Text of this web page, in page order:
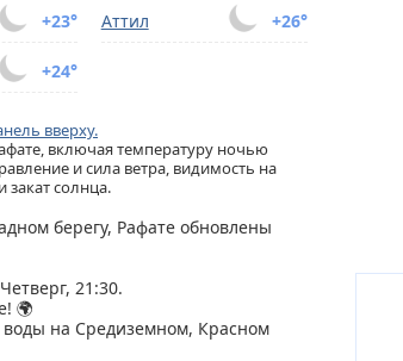
+23° +26°
Аттил
+24°
вверху.
включая температуру ночью
и сила ветра, видимость на
закат солнца.
берегу, Рафате обновлены
21:30.
🌍
воды на Средиземном, Красном